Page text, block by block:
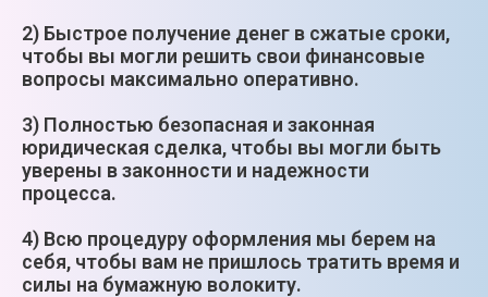
2) Быстрое получение денег в сжатые сроки,
чтобы вы могли решить свои финансовые
вопросы максимально оперативно.
3) Полностью безопасная и законная
юридическая сделка, чтобы вы могли быть
уверены в законности и надежности
процесса.
4) Всю процедуру оформления мы берем на
себя, чтобы вам не пришлось тратить время и
силы на бумажную волокиту.